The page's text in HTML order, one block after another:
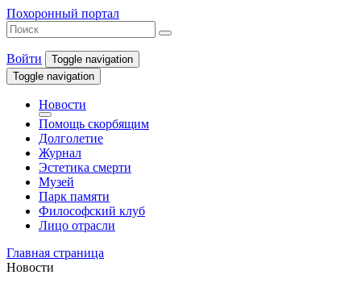
Похоронный портал
Войти
Toggle navigation
Toggle navigation
Новости
Помощь скорбящим
Долголетие
Журнал
Эстетика смерти
Музей
Парк памяти
Философский клуб
Лицо отрасли
Главная страница
Новости